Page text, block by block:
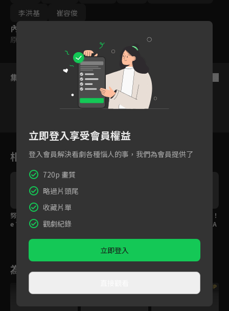
李洪基
崔容俊
內容標籤
原創
集數列表
2 3
相關花絮
努力沒有白費！'We Ar
e The Future'最終舞
'追擊者'舞台性感爆棚！
連兆緯、林擎恩韓文RA
為您推薦
VIP
立即登入享受會員權益
登入會員解決看劇各種惱人的事，我們為會員提供了
720p 畫質
略過片頭尾
收藏片單
觀劇紀錄
立即登入